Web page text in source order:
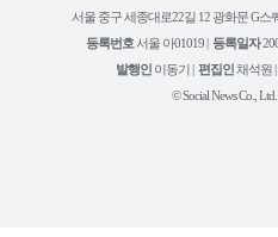
스
타
램
서울 중구 세종대로22길 12 광화문 G스
등록번호 서울 아01019 | 등록일자
발행인 이동기 | 편집인 채석원 |
© Social News Co., Ltd.